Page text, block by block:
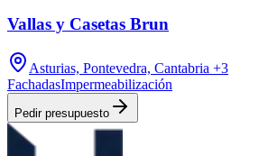
Vallas y Casetas Brun
Asturias, Pontevedra, Cantabria +3
FachadasImpermeabilización
Pedir presupuesto